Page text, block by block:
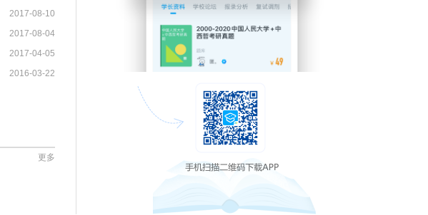
2017-08-10
2017-08-04
2017-04-05
2016-03-22
更多